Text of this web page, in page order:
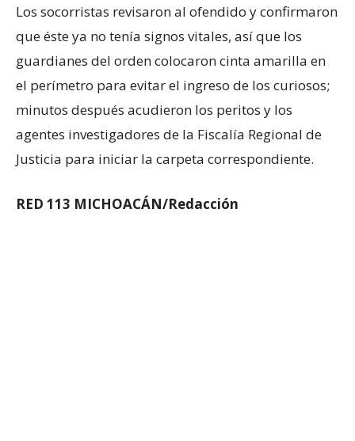
Los socorristas revisaron al ofendido y confirmaron
que éste ya no tenía signos vitales, así que los
guardianes del orden colocaron cinta amarilla en
el perímetro para evitar el ingreso de los curiosos;
minutos después acudieron los peritos y los
agentes investigadores de la Fiscalía Regional de
Justicia para iniciar la carpeta correspondiente.
RED 113 MICHOACÁN/Redacción